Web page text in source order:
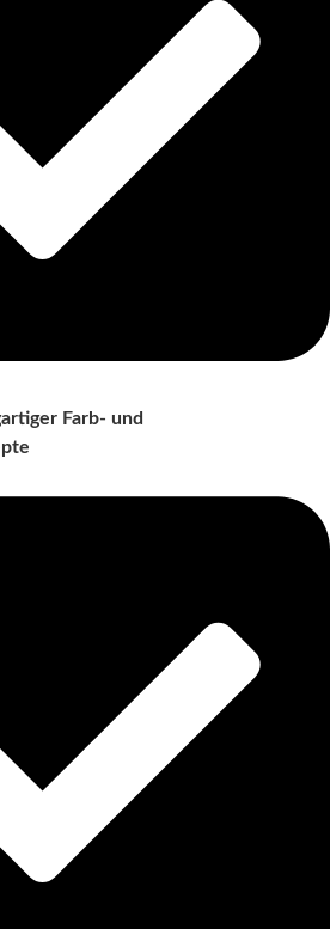
Farb- und